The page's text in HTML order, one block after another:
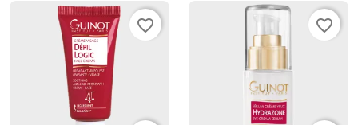
favorite_border favorite_border